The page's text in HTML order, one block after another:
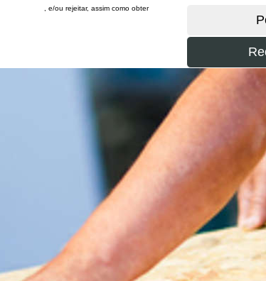
, e/ou rejeitar, assim como obter